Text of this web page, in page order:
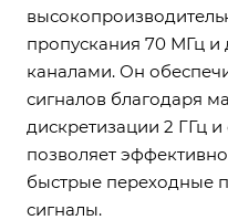
пропускания 70 МГц
каналами. Он
сигналов благодаря
дискретизации 2 ГГц
позволяет
быстрые переходные
сигналы.